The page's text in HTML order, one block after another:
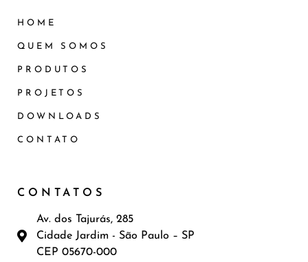
HOME
QUEM SOMOS
PRODUTOS
PROJETOS
DOWNLOADS
CONTATO
CONTATOS
Av. dos Tajurás, 285
Cidade Jardim - São Paulo – SP
CEP 05670-000